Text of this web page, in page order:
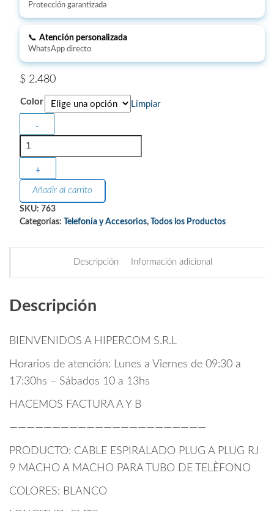
Protección garantizada
📞 Atención personalizada
WhatsApp directo
$2.480
Color Limpiar
-
+
Añadir al carrito
SKU: 763
Categorías:
Telefonía y Accesorios, Todos los Productos
Descripción Información adicional
Descripción
BIENVENIDOS A HIPERCOM S.R.L
Horarios de atención: Lunes a Viernes de 09:30 a
17:30hs – Sábados 10 a 13hs
HACEMOS FACTURA A Y B
———————————————————————
PRODUCTO: CABLE ESPIRALADO PLUG A PLUG RJ
9 MACHO A MACHO PARA TUBO DE TELÈFONO
COLORES: BLANCO